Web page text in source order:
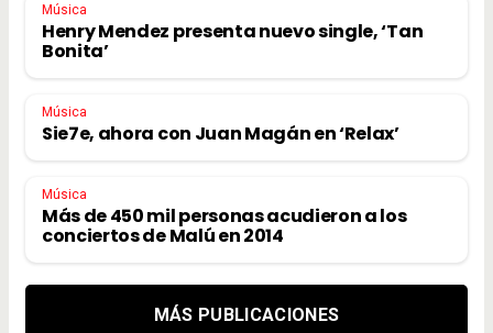
Música
Henry Mendez presenta nuevo single, ‘Tan
Bonita’
Música
Sie7e, ahora con Juan Magán en ‘Relax’
Música
Más de 450 mil personas acudieron a los
conciertos de Malú en 2014
MÁS PUBLICACIONES